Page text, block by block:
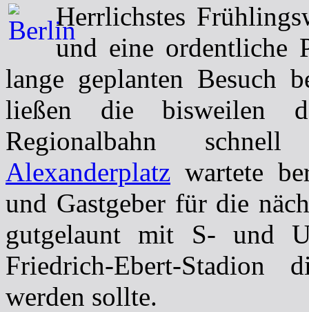
Herrlichstes
und eine ordentliche
lange geplanten Besuch
ließen die bisweilen
Regionalbahn
Alexanderplatz wartete
und Gastgeber für die
gutgelaunt mit S- und
Friedrich-Ebert-Stadion
werden sollte.